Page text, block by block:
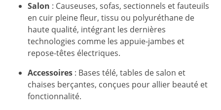
Salon : Causeuses, sofas, sectionnels et fauteuils
en cuir pleine fleur, tissu ou polyuréthane de
haute qualité, intégrant les dernières
technologies comme les appuie-jambes et
repose-têtes électriques.
Accessoires : Bases télé, tables de salon et
chaises berçantes, conçues pour allier beauté et
fonctionnalité.